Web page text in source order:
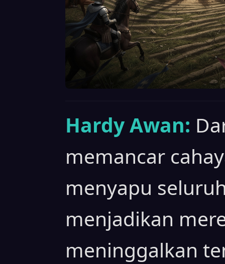
Hardy Awan:
memancar
menyapu
menjadikan
meninggalkan